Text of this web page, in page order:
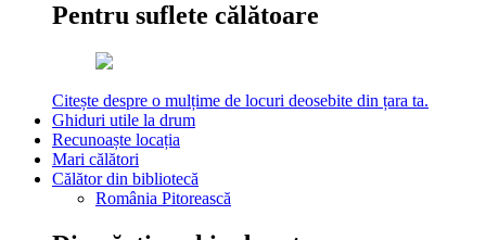
Pentru suflete călătoare
Citește despre o mulțime de locuri deosebite din țara ta.
Ghiduri utile la drum
Recunoaște locația
Mari călători
Călător din bibliotecă
România Pitorească